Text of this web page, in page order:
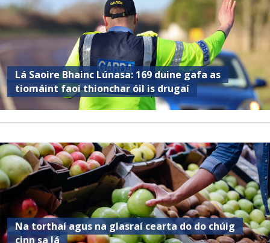
Lá Saoire Bhainc Lúnasa: 169 duine gafa as
tiomáint faoi thionchar óil is drugaí
Na torthaí agus na glasraí cearta do do chúig
cinn sa lá